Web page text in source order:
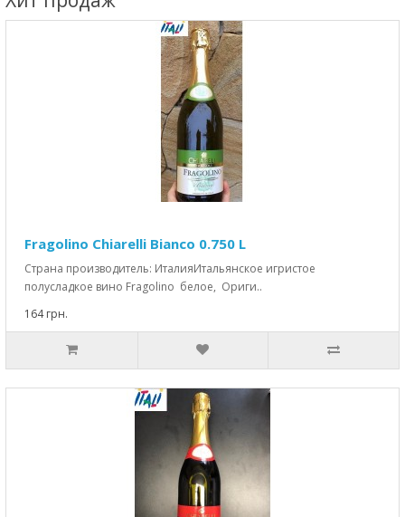
Fragolino Chiarelli Bianco 0.750 L
Страна производитель: ИталияИтальянское игристое
полусладкое вино Fragolino белое, Ориги..
164 грн.